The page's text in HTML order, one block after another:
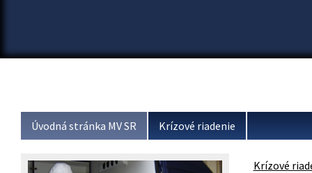
Úvodná stránka MV SR Krízové riadenie
Krízové